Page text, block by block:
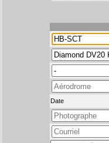
Date